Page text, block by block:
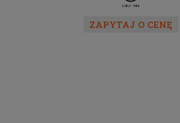
ZAPYTAJ O CENĘ